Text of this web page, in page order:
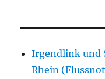
Irgendlink und
Rhein